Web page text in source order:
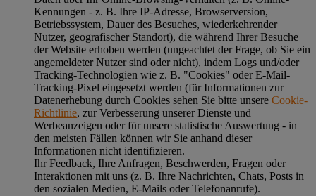
Kennungen - z. B. Ihre IP-Adresse, Browserversion,
Betriebssystem, Dauer des Besuches, wiederkehrender
Nutzer, geografischer Standort), die während Ihrer Besuche
der Website erhoben werden (ungeachtet der Frage, ob Sie ein
angemeldeter Nutzer sind oder nicht), indem Logs und/oder
Tracking-Technologien wie z. B. "Cookies" oder E-Mail-
Tracking-Pixel eingesetzt werden (für Informationen zur
Datenerhebung durch Cookies sehen Sie bitte unsere Cookie-
Richtlinie, zur Verbesserung unserer Dienste und
Werbeanzeigen oder für unsere statistische Auswertung - in
den meisten Fällen können wir Sie anhand dieser
Informationen nicht identifizieren.
Ihr Feedback, Ihre Anfragen, Beschwerden, Fragen oder
Interaktionen mit uns (z. B. Ihre Nachrichten, Chats, Posts in
den sozialen Medien, E-Mails oder Telefonanrufe).